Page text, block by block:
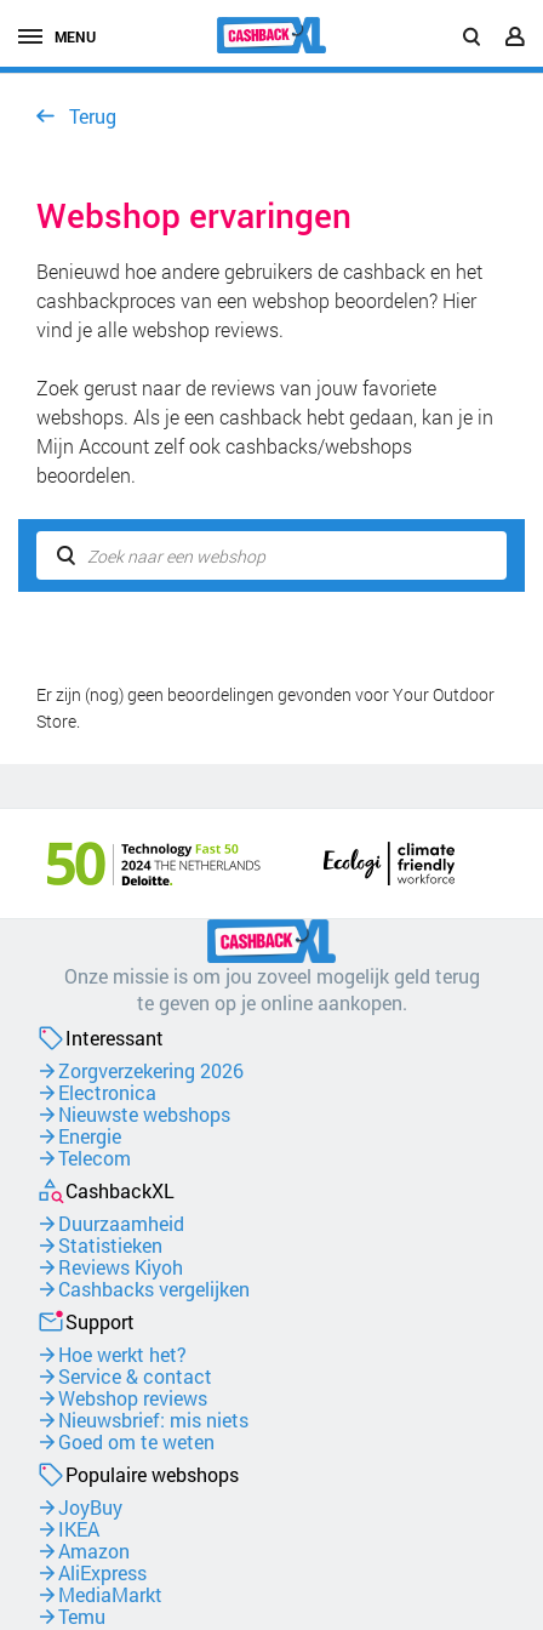
MENU
Terug
Webshop ervaringen
Benieuwd hoe andere gebruikers de cashback en het
cashbackproces van een webshop beoordelen? Hier
vind je alle webshop reviews.
Zoek gerust naar de reviews van jouw favoriete
webshops. Als je een cashback hebt gedaan, kan je in
Mijn Account zelf ook cashbacks/webshops
beoordelen.
Er zijn (nog) geen beoordelingen gevonden voor Your Outdoor
Store.
Onze missie is om jou zoveel mogelijk geld terug
te geven op je online aankopen.
Interessant
Zorgverzekering 2026
Electronica
Nieuwste webshops
Energie
Telecom
CashbackXL
Duurzaamheid
Statistieken
Reviews Kiyoh
Cashbacks vergelijken
Support
Hoe werkt het?
Service & contact
Webshop reviews
Nieuwsbrief: mis niets
Goed om te weten
Populaire webshops
JoyBuy
IKEA
Amazon
AliExpress
MediaMarkt
Temu